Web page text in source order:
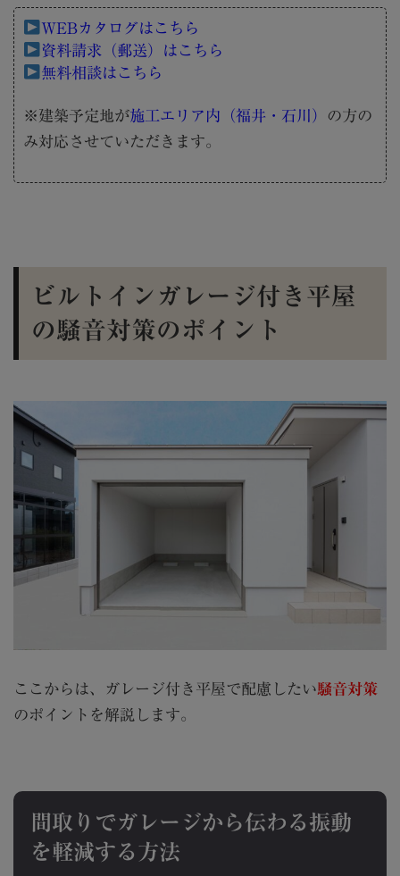
WEBカタログはこちら
資料請求（郵送）はこちら
無料相談はこちら
※建築予定地が施工エリア内（福井・石川）
の方の
み対応させていただきます。
ビルトインガレージ付き平屋
の騒音対策のポイント
ここからは、ガレージ付き平屋で配慮したい騒音対策
のポイントを解説します。
間取りでガレージから伝わる振動
を軽減する方法